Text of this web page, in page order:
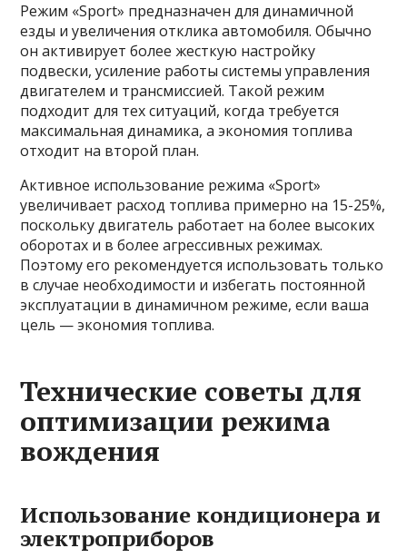
Режим «Sport» предназначен для динамичной
езды и увеличения отклика автомобиля. Обычно
он активирует более жесткую настройку
подвески, усиление работы системы управления
двигателем и трансмиссией. Такой режим
подходит для тех ситуаций, когда требуется
максимальная динамика, а экономия топлива
отходит на второй план.
Активное использование режима «Sport»
увеличивает расход топлива примерно на 15-25%,
поскольку двигатель работает на более высоких
оборотах и в более агрессивных режимах.
Поэтому его рекомендуется использовать только
в случае необходимости и избегать постоянной
эксплуатации в динамичном режиме, если ваша
цель — экономия топлива.
Технические советы для
оптимизации режима
вождения
Использование кондиционера и
электроприборов